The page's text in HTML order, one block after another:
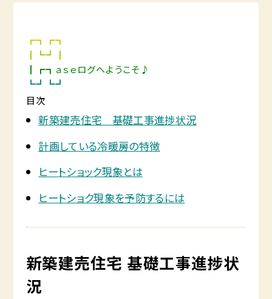
┏┓┏┓
┃┗┛┃
┃┏┓ａｓｅログへようこそ♪
┗┛┗┛
目次
新築建売住宅 基礎工事進捗状況
計画している冷暖房の特徴
ヒートショック現象とは
ヒートショク現象を予防するには
新築建売住宅 基礎工事進捗状
況